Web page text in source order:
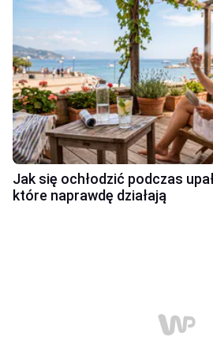
Jak się ochłodzić podczas
które naprawdę działają